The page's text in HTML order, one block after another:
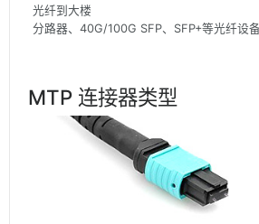
光纤到大楼
分路器、40G/100G SFP、SFP+等光纤设
MTP 连接器类型